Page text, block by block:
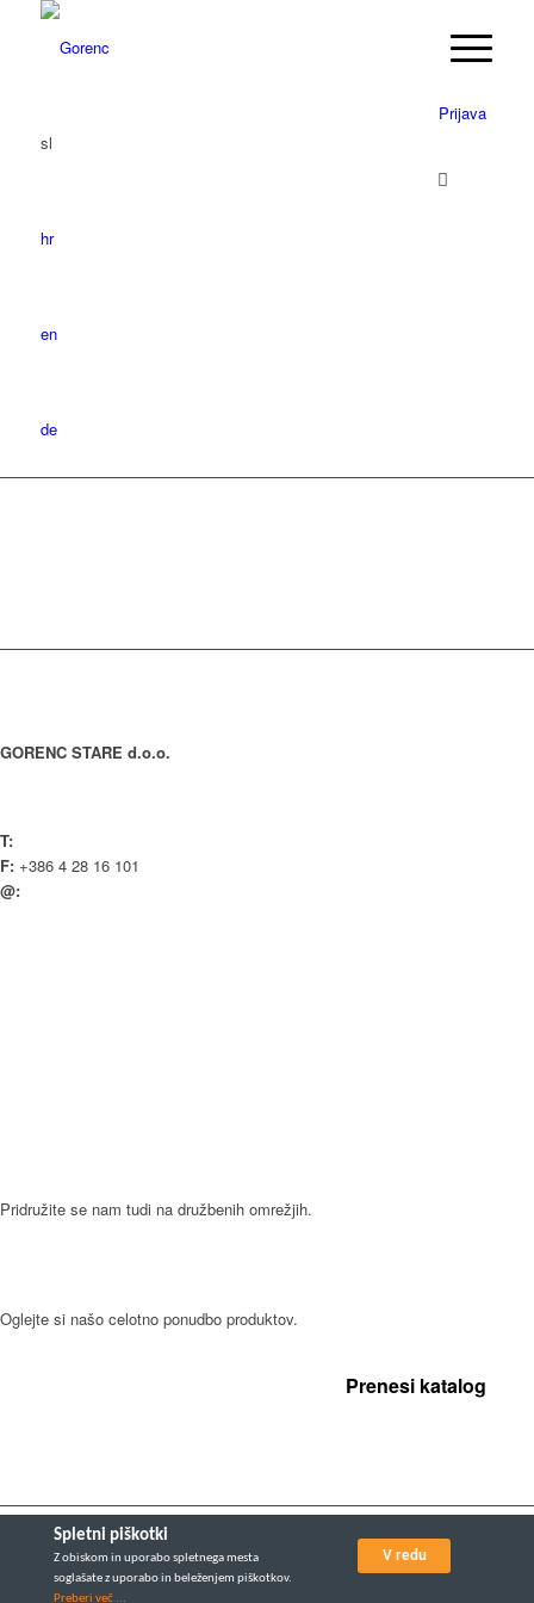
Prijava
sl
hr
en
de
GORENC STARE d.o.o.
T:
F: +386 4 28 16 101
@:
Pridružite se nam tudi na družbenih omrežjih.
Oglejte si našo celotno ponudbo produktov.
Prenesi katalog
Vse pravice pridržane Gorenc © 2016. Izdelava:
Spletni piškotki
Z obiskom in uporabo spletnega mesta
soglašate z uporabo in beleženjem piškotkov.
Preberi več ...
V redu